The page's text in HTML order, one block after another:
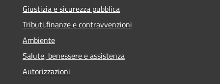
Giustizia e sicurezza pubblica
Tributi,finanze e contravvenzioni
Ambiente
Salute, benessere e assistenza
Autorizzazioni